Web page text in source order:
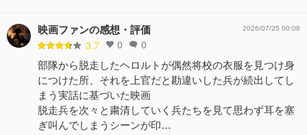
映画ファンの感想・評価
3.7 0 0
2026/07/25 00:08
部隊から脱走したヘロルトが偶然将校の衣服を見つけ身
につけた所、それを上官だと勘違いした兵が続出してし
まう実話に基づいた映画
脱走兵を次々と粛清していく兵たちを見て思わず耳を塞
ぎ叫んでしまうシーンが印…